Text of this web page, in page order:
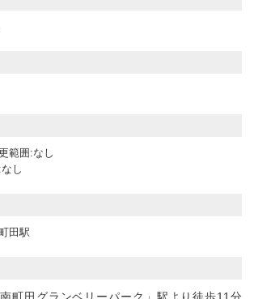
範囲:なし
し
田駅